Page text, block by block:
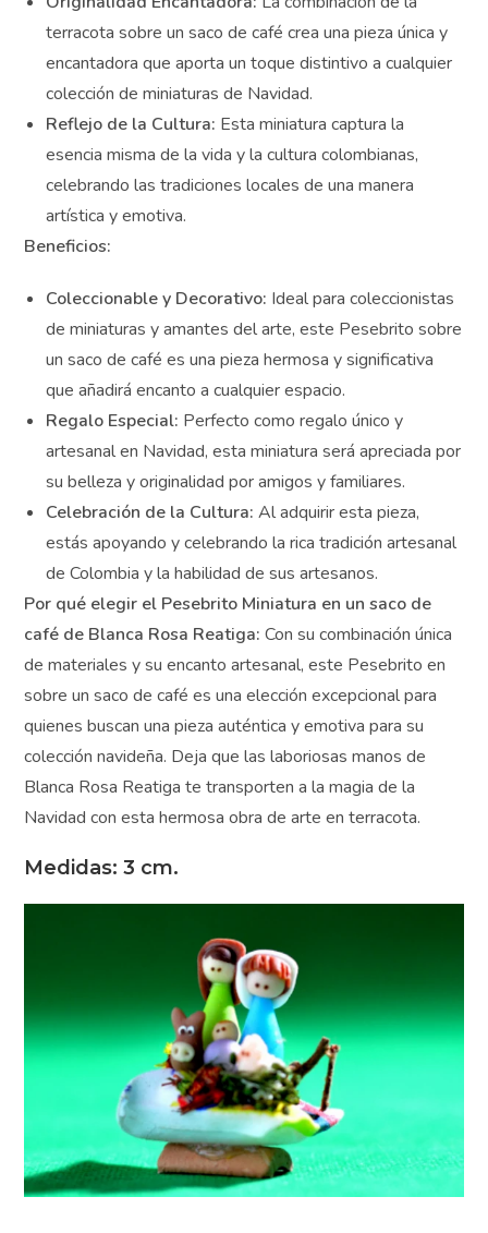
imprime su pasión por la tradición en cada pieza.
La combinación de la
terracota sobre un saco de café crea una pieza única y
cualquier colección de miniaturas de Navidad.
Esta miniatura captura la
celebrando las tradiciones locales de una manera
Beneficios:
Coleccionable y Decorativo:
Ideal para
coleccionistas de miniaturas y amantes del arte, este
Pesebrito sobre un saco de café es una pieza
hermosa y significativa que añadirá encanto a
Regalo Especial:
Perfecto como regalo único y
artesanal en Navidad, esta miniatura será apreciada
por su belleza y originalidad por amigos y familiares.
Celebración de la Cultura:
estás apoyando y celebrando la rica tradición
artesanal de Colombia y la habilidad de sus
Por qué elegir el Pesebrito Miniatura en un saco de
café de Blanca Rosa Reatiga:
Con su combinación
única de materiales y su encanto artesanal, este
Pesebrito en sobre un saco de café es una elección
emotiva para su colección navideña. Deja que las
obra de arte en terracota.
Medidas: 3 cm.
¿Deseas
ayuda
Gratis?